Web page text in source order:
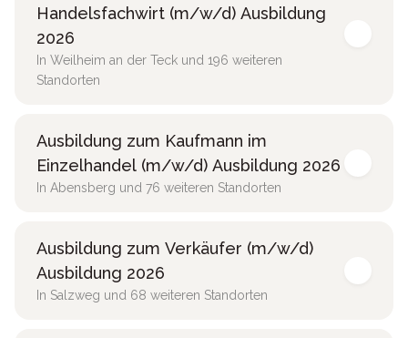
Handelsfachwirt (m/w/d) Ausbildung
2026
In Weilheim an der Teck und 196 weiteren
Standorten
Ausbildung zum Kaufmann im
Einzelhandel (m/w/d) Ausbildung 2026
In Abensberg und 76 weiteren Standorten
Ausbildung zum Verkäufer (m/w/d)
Ausbildung 2026
In Salzweg und 68 weiteren Standorten